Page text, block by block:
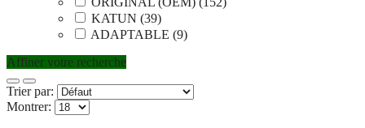
KATUN (39)
ADAPTABLE (9)
Affiner votre recherche
Trier par:
Montrer: